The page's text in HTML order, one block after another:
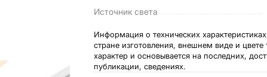
Источник света
Информация о технических
стране изготовления, внешнем виде и
характер и основывается на последних,
публикации, сведениях.